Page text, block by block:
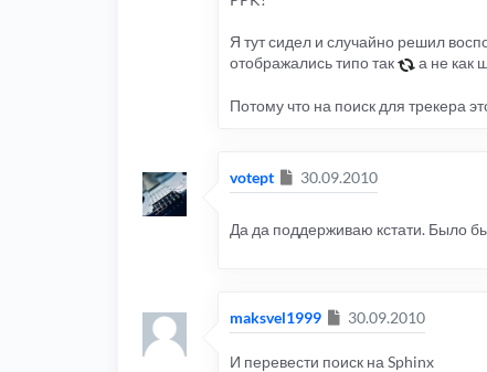
Я тут сидел и случайно решил
отображались типо так
а не как
Потому что на поиск для трекера
votept Сообщение
30.09.2010
Да да поддерживаю кстати. Было
maksvel1999 Сообщение
30.09.2010
И перевести поиск на Sphinx